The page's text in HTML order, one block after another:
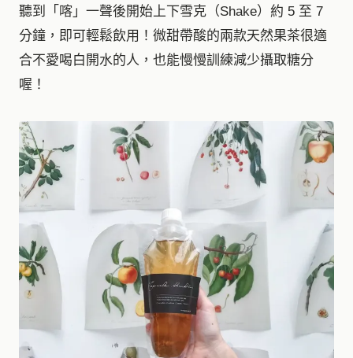
聽到「喀」一聲後開始上下雪克（Shake）約 5 至 7
分鐘，即可輕鬆飲用！微甜帶酸的兩款天然果茶很適
合不愛喝白開水的人，也能慢慢訓練減少攝取糖分
喔！